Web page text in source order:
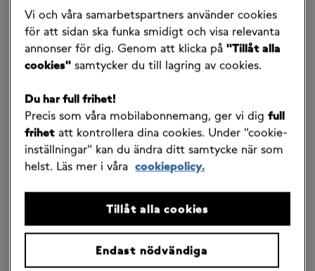
Hur byter jag konto för
autogiro?
5 maj 2025
Om du har bytt bank eller vill registrera autogiro för
ett nytt konto börjar du med att avanmäla det aktiva
medgivandet i din internetbank. Sedan ansöker du
om ett nytt medgivande via det konto som du vill
ansluta till autogiro. Om du inte har internetbank kan
du kontakta banken och be de hjälpa dig med detta.
OBS! om du avslutar ett aktivt autogiromedgivande
månaden manuellt. Detta eftersom kontot för
Vi och våra samarbetspartners använder cookies
för att sidan ska funka smidigt och visa relevanta
annonser för dig. Genom att klicka på"Tillåt alla
cookies" samtycker du till lagring av cookies.
Du har full frihet!
Precis som våra mobilabonnemang, ger vi digfull
frihet att kontrollera dina cookies. Under "cookie-
inställningar" kan du ändra ditt samtycke när som
helst. Läs mer i våra cookiepolicy.
Endast nödvändiga
Tillåt alla cookies